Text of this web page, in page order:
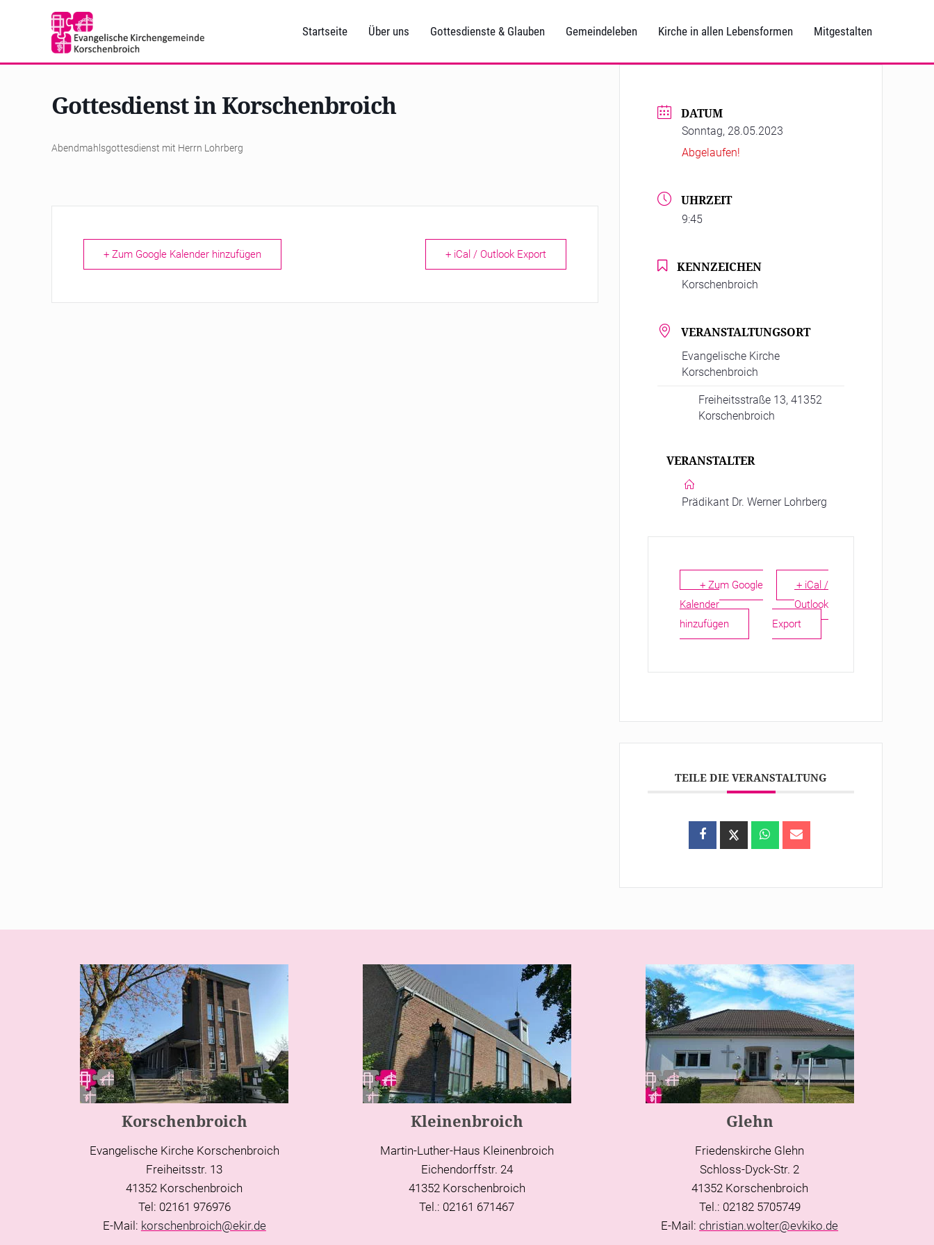
Startseite Über uns Gottesdienste & Glauben Gemeindeleben Kirche in allen Lebensformen Mitgestalten
Gottesdienst in Korschenbroich
Abendmahlsgottesdienst mit Herrn Lohrberg
+ Zum Google Kalender hinzufügen + iCal / Outlook Export
DATUM
Sonntag, 28.05.2023
Abgelaufen!
UHRZEIT
9:45
KENNZEICHEN
Korschenbroich
VERANSTALTUNGSORT
Evangelische Kirche
Korschenbroich
Freiheitsstraße 13, 41352
Korschenbroich
VERANSTALTER
Prädikant Dr. Werner Lohrberg
+ Zum Google
Kalender
hinzufügen
+ iCal /
Outlook
Export
TEILE DIE VERANSTALTUNG
Korschenbroich
Evangelische Kirche Korschenbroich
Freiheitsstr. 13
41352 Korschenbroich
Tel: 02161 976976
E-Mail: korschenbroich@ekir.de
Kleinenbroich
Martin-Luther-Haus Kleinenbroich
Eichendorffstr. 24
41352 Korschenbroich
Tel.: 02161 671467
Glehn
Friedenskirche Glehn
Schloss-Dyck-Str. 2
41352 Korschenbroich
Tel.: 02182 5705749
E-Mail:christian.wolter@evkiko.de